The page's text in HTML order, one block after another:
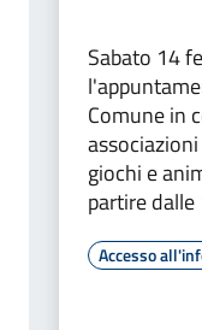
Sabato 14
Comune in
giochi e
partire
Accesso